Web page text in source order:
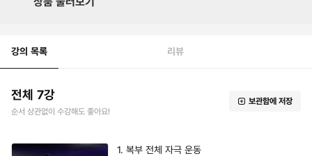
강의 목록 리뷰
전체 7강
순서 상관없이 수강해도 좋아요!
보관함에 저장
1. 복부 전체 자극 운동